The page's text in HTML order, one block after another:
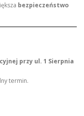
bezpieczeństwo
przy ul. 1 Sierpnia
termin.